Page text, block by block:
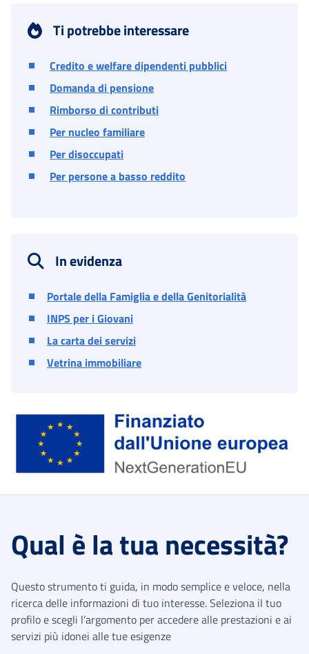
Ti potrebbe interessare
Credito e welfare dipendenti pubblici
Domanda di pensione
Rimborso di contributi
Per nucleo familiare
Per disoccupati
Per persone a basso reddito
In evidenza
Portale della Famiglia e della Genitorialità
INPS per i Giovani
La carta dei servizi
Vetrina immobiliare
Qual è la tua necessità?
Questo strumento ti guida, in modo semplice e veloce, nella
ricerca delle informazioni di tuo interesse. Seleziona il tuo
profilo e scegli l’argomento per accedere alle prestazioni e ai
servizi più idonei alle tue esigenze